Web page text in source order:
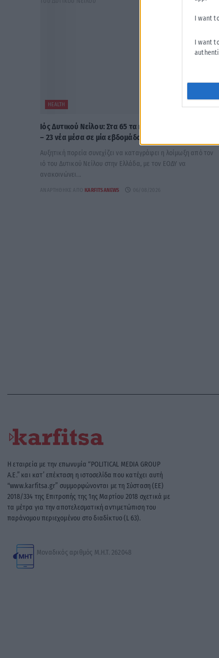
I want
I want
HEALTH
Ιός Δυτικού Νείλου: Στα 65 τα κρούσματα στην Ελλάδα
– 23 νέα μέσα σε μία εβδομάδα, 6 θάνατοι
Αυξητική πορεία συνεχίζει να καταγράφει η λοίμωξη από τον
ιό του Δυτικού Νείλου στην Ελλάδα, με τον ΕΟΔΥ να
ανακοινώνει...
ΑΝΑΡΤΉΘΗΚΕ ΑΠΌ KARFITSANEWS 06/08/2026
Η εταιρεία με την επωνυμία “POLITICAL MEDIA GROUP
A.E.” και κατ’ επέκταση η ιστοσελίδα που κατέχει αυτή
“www.karfitsa.gr” συμμορφώνονται με τη Σύσταση (ΕΕ)
2018/334 της Επιτροπής της 1ης Μαρτίου 2018 σχετικά με
τα μέτρα για την αποτελεσματική αντιμετώπιση του
παράνομου περιεχομένου στο διαδίκτυο (L 63).
Μοναδικός αριθμός Μ.Η.Τ. 262048